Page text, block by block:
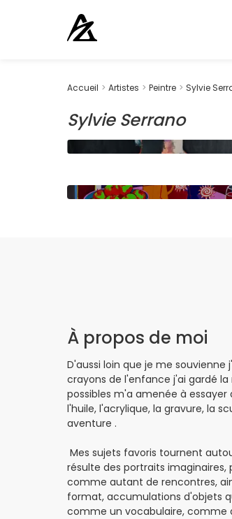
Accueil > Artistes > Peintre > Sylvie
Sylvie Serrano
À propos de moi
D'aussi loin que je me souvienne
crayons de l'enfance j'ai gardé la
possibles m'a amenée à
l'huile, l'acrylique, la gravure, la
aventure .
Mes sujets favoris tournent
résulte des portraits
comme autant de rencontres,
format, accumulations d'objets
comme un vocabulaire, comme